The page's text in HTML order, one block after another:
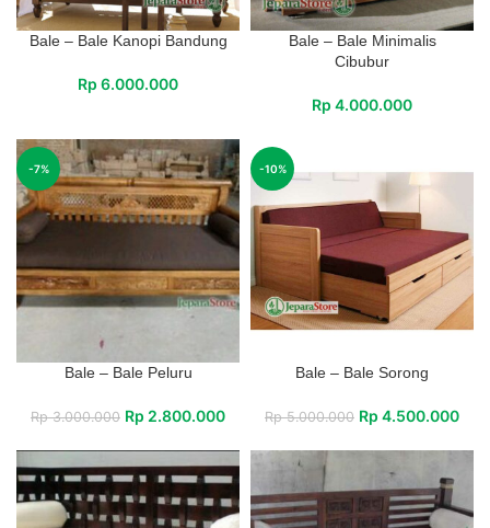
Bale – Bale Kanopi Bandung
Rp 6.000.000
Bale – Bale Minimalis
Cibubur
Rp 4.000.000
-7%
Bale – Bale Peluru
Rp3.000.000 Rp 2.800.000
-10%
Bale – Bale Sorong
Rp5.000.000 Rp 4.500.000